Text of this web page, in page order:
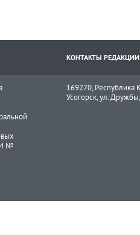
КОНТАКТЫ РЕДАКЦИИ
№
169270, Республика
Усогорск, ул.